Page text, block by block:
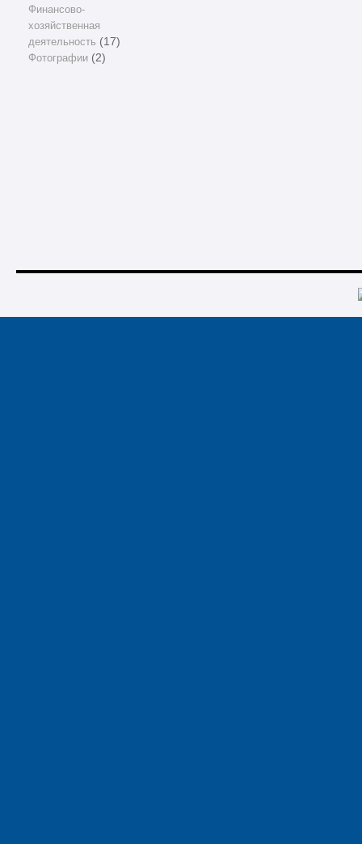
Финансово-
хозяйственная
деятельность (17)
Фотографии(2)